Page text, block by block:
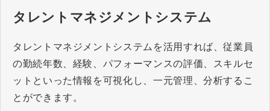
タレントマネジメントシステム
タレントマネジメントシステムを活用すれば、従業員
の勤続年数、経験、パフォーマンスの評価、スキルセ
ットといった情報を可視化し、一元管理、分析するこ
とができます。